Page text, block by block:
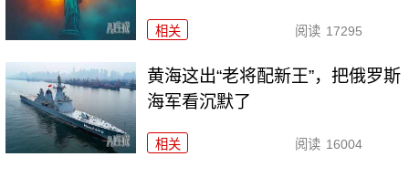
相关 阅读 17295
黄海这出“老将配新王”，把俄罗斯
海军看沉默了
相关 阅读 16004